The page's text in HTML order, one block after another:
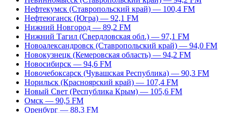
Нефтекумск (Ставропольский край) — 100,4 FM
Нефтеюганск (Югра) — 92,1 FM
Нижний Новгород — 89,2 FM
Нижний Тагил (Свердловская обл.) — 97,1 FM
Новоалександровск (Ставропольский край) — 94,0 FM
Новокузнецк (Кемеровская область) — 94,2 FM
Новосибирск — 94,6 FM
Новочебоксарск (Чувашская Республика) — 90,3 FM
Норильск (Красноярский край) — 107,4 FM
Новый Свет (Республика Крым) — 105,6 FM
Омск — 90,5 FM
Оренбург — 88,3 FM